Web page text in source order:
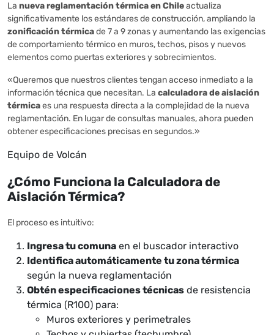
La nueva reglamentación térmica en Chileactualiza
significativamente los estándares de construcción, ampliando la
zonificación térmicade 7 a 9 zonas y aumentando las exigencias
de comportamiento térmico en muros, techos, pisos y nuevos
elementos como puertas exteriores y sobrecimientos.
«Queremos que nuestros clientes tengan acceso inmediato a la
información técnica que necesitan. La calculadora de aislación
térmicaes una respuesta directa a la complejidad de la nueva
reglamentación. En lugar de consultas manuales, ahora pueden
obtener especificaciones precisas en segundos.»
Equipo de Volcán
¿Cómo Funciona la Calculadora de
Aislación Térmica?
El proceso es intuitivo:
Ingresa tu comuna en el buscador interactivo
Identifica automáticamente tu zona térmica
según la nueva reglamentación
Obtén especificaciones técnicas de resistencia
térmica (R100) para:
Muros exteriores y perimetrales